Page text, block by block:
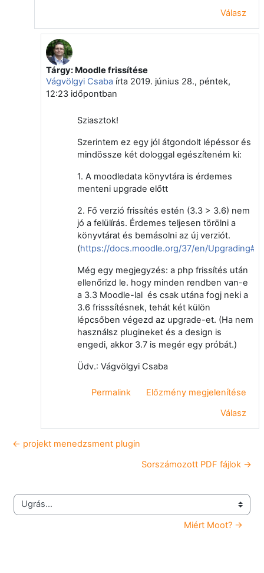
Válasz
Válasz erre: Weisz Janos
Tárgy: Moodle frissítése
Vágvölgyi Csaba írta 2019. június 28., péntek,
12:23 időpontban
Sziasztok!
Szerintem ez egy jól átgondolt lépéssor és
mindössze két dologgal egészíteném ki:
1. A moodledata könyvtára is érdemes
menteni upgrade előtt
2. Fő verzió frissítés estén (3.3 > 3.6) nem
jó a felülírás. Érdemes teljesen törölni a
könyvtárat és bemásolni az új verziót.
(https://docs.moodle.org/37/en/
Még egy megjegyzés: a php frissítés után
ellenőrizd le. hogy minden rendben van-e
a 3.3 Moodle-lal és csak utána fogj neki a
3.6 frisssítésnek, tehát két külön
lépcsőben végezd az upgrade-et. (Ha nem
használsz plugineket és a design is
engedi, akkor 3.7 is megér egy próbát.)
Üdv.: Vágvölgyi Csaba
Permalink
Előzmény megjelenítése
Válasz
← projekt menedzsment plugin
Sorszámozott PDF fájlok →
Ugrás...
Miért Moot? →